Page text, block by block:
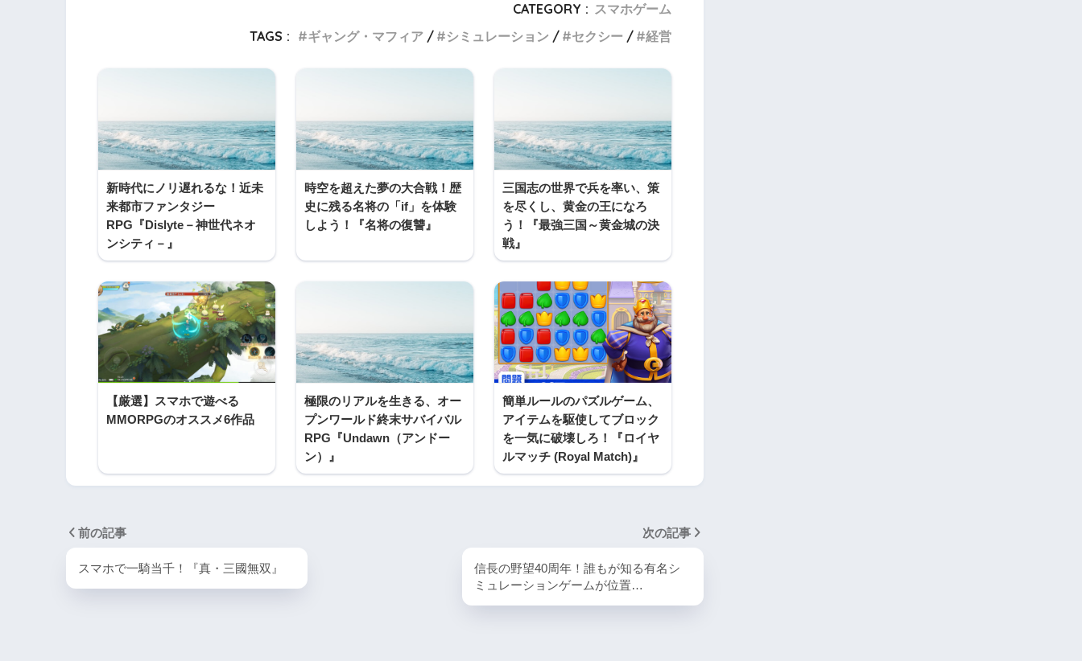
CATEGORY : スマホゲーム
TAGS :
ギャング・マフィア シミュレーション セクシー 経営
新時代にノリ遅れるな！近未
来都市ファンタジー
RPG『Dislyte－神世代ネオ
ンシティ－』
時空を超えた夢の大合戦！歴
史に残る名将の「if」を体験
しよう！『名将の復讐』
三国志の世界で兵を率い、策
を尽くし、黄金の王になろ
う！『最強三国～黄金城の決
戦』
【厳選】スマホで遊べる
MMORPGのオススメ6作品
極限のリアルを生きる、オー
プンワールド終末サバイバル
RPG『Undawn（アンドー
ン）』
簡単ルールのパズルゲーム、
アイテムを駆使してブロック
を一気に破壊しろ！『ロイヤ
ルマッチ (Royal Match)』
前の記事
スマホで一騎当千！『真・三國無‪双』‬
次の記事
信長の野望40周年！誰もが知る有名シ
ミュレーションゲームが位置…